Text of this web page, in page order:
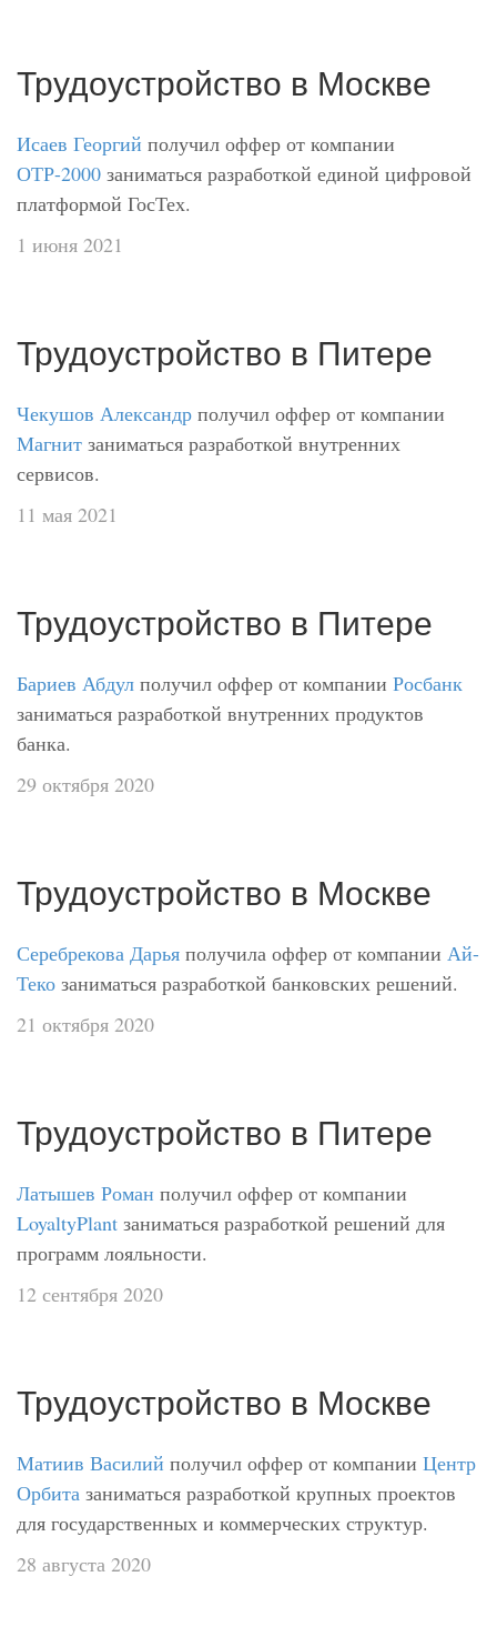
Трудоустройство в Москве
Исаев Георгий получил оффер от компании
ОТР-2000 заниматься разработкой единой цифровой
платформой ГосТех.
1 июня 2021
Трудоустройство в Питере
Чекушов Александр получил оффер от компании
Магнит заниматься разработкой внутренних
сервисов.
11 мая 2021
Трудоустройство в Питере
Бариев Абдул получил оффер от компании Росбанк
заниматься разработкой внутренних продуктов
банка.
29 октября 2020
Трудоустройство в Москве
Серебрекова Дарья получила оффер от компании Ай-
Теко заниматься разработкой банковских решений.
21 октября 2020
Трудоустройство в Питере
Латышев Роман получил оффер от компании
LoyaltyPlant заниматься разработкой решений для
программ лояльности.
12 сентября 2020
Трудоустройство в Москве
Матиив Василий получил оффер от компании Центр
Орбита заниматься разработкой крупных проектов
для государственных и коммерческих структур.
28 августа 2020